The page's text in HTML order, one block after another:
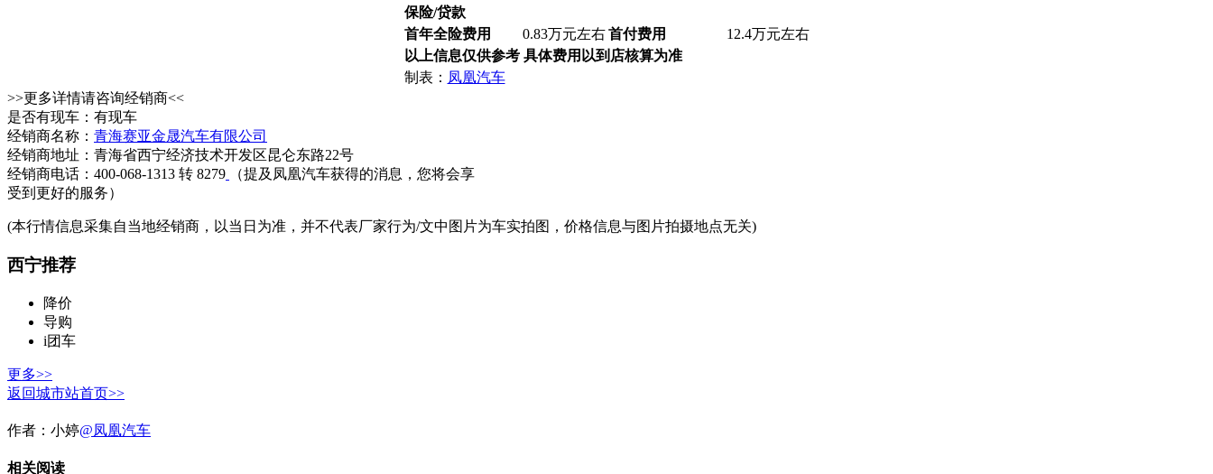
保险/贷款
首年全险费用
0.83万元左右 首付费用
12.4万元左右
以上信息仅供参考 具体费用以到店核算为准
制表： 凤凰汽车
>>更多详情请咨询经销商<<
是否有现车：有现车
经销商名称： 青海赛亚金晟汽车有限公司
经销商地址：青海省西宁经济技术开发区昆仑东路22号
经销商电话：400-068-1313 转 8279
（提及凤凰汽车获得的消息，您将会享
受到更好的服务）
(本行情信息采集自当地经销商，以当日为准，并不代表厂家行为/文中图片为车实拍图，价格信息与图片拍摄地点无关)
西宁推荐
降价
导购
i团车
更多>>
返回城市站首页>>
作者： 小婷@凤凰汽车
相关阅读